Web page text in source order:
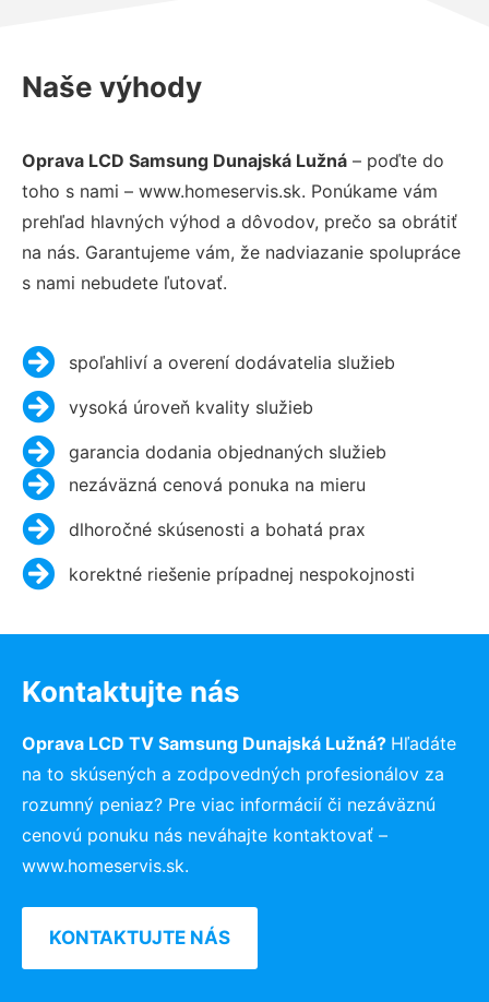
Naše výhody
Oprava LCD Samsung Dunajská Lužná – poďte do
toho s nami – www.homeservis.sk. Ponúkame vám
prehľad hlavných výhod a dôvodov, prečo sa obrátiť
na nás. Garantujeme vám, že nadviazanie spolupráce
s nami nebudete ľutovať.
spoľahliví a overení dodávatelia služieb
vysoká úroveň kvality služieb
garancia dodania objednaných služieb
nezáväzná cenová ponuka na mieru
dlhoročné skúsenosti a bohatá prax
korektné riešenie prípadnej nespokojnosti
Kontaktujte nás
Oprava LCD TV Samsung Dunajská Lužná? Hľadáte
na to skúsených a zodpovedných profesionálov za
rozumný peniaz? Pre viac informácií či nezáväznú
cenovú ponuku nás neváhajte kontaktovať –
www.homeservis.sk.
KONTAKTUJTE NÁS